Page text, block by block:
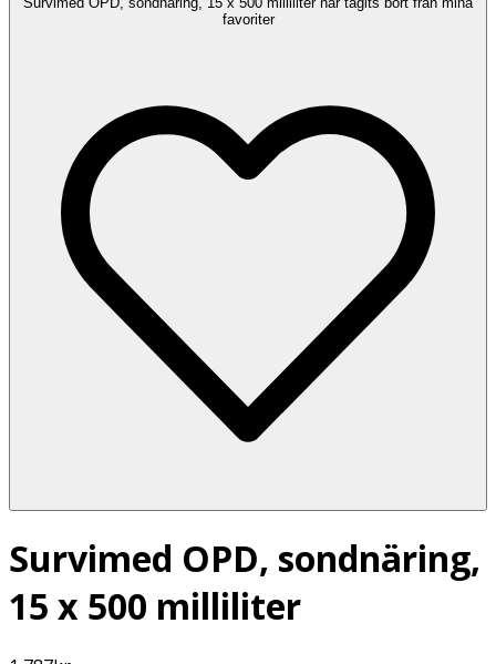
favoriter
Survimed OPD, sondnäring,
15 x 500 milliliter